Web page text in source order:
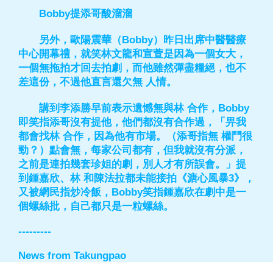
Bobby提添哥酸溜溜
另外，歐陽震華（Bobby）昨日出席中醫醫療
中心開幕禮，就笑林文龍和宣萱是因為一個女大，
一個無拖拍才回去拍劇，而他雖然彈盡糧絕，也不
差這份，不過他直言還欠無 人情。
講到李添勝早前表示遺憾無與林 合作，Bobby
即笑指添哥沒有提他，他們都沒有合作過，「畀我
都會找林 合作，因為他有市場。（添哥指無 權鬥很
勁？）點會無，每家公司都有，但我就沒有分派，
之前是連拍幾套珍姐的劇，別人才有所誤會。」提
到鍾嘉欣、林 和陳法拉都未能接拍《溏心風暴3》，
又被網民指炒冷飯，Bobby笑指鍾嘉欣在劇中是一
個螺絲批，自己都只是一粒螺絲。
---------
News from Takungpao